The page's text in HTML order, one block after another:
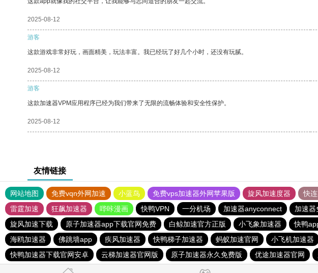
2025-08-12
游客
这款游戏非常好玩，画面精美，玩法丰富。我已经玩了好几个小时，还没有玩腻。
2025-08-12
游客
这款加速器VPM应用程序已经为我们带来了无限的流畅体验和安全性保护。
2025-08-12
友情链接
网站地图 免费vqn外网加速 小蓝鸟 免费vps加速器外网苹果版 旋风加速度器 快
雷霆加速
狂飙加速器 哔咔漫画 快鸭VPN 一分机场 加速器anyconnect 加速器
旋风加速下载
原子加速器app下载官网免费 白鲸加速官方正版 小飞象加速器 快鸭
海鸥加速器
佛跳墙app 疾风加速器 快鸭梯子加速器 蚂蚁加速官网 小飞机加速器
快鸭加速器下载官网安卓
云梯加速器官网版 原子加速器永久免费版 优途加速器官网